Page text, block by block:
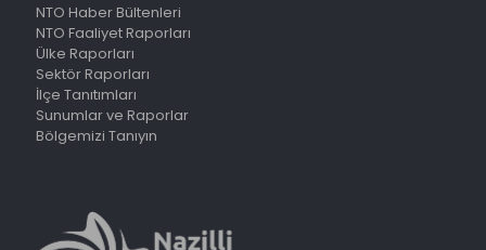
NTO Haber Bültenleri
NTO Faaliyet Raporları
Ülke Raporları
Sektör Raporları
İlçe Tanıtımları
Sunumlar ve Raporlar
Bölgemizi Tanıyın